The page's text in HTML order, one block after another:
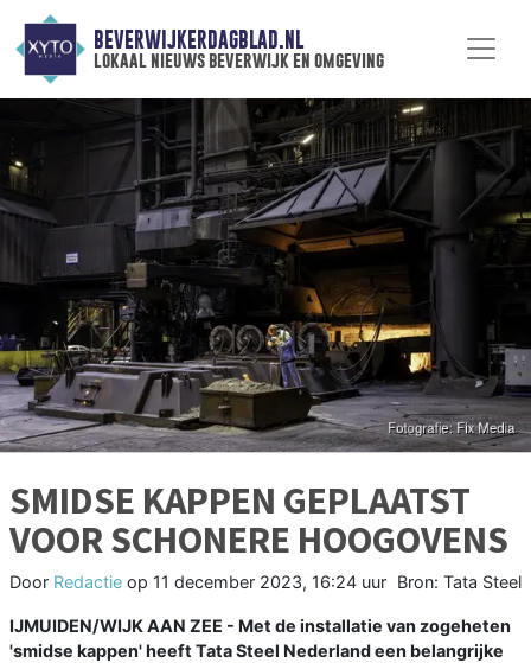
BEVERWIJKERDAGBLAD.NL
lokaal nieuws beverwijk en omgeving
SMIDSE KAPPEN GEPLAATST
VOOR SCHONERE HOOGOVENS
Door Redactie op 11 december 2023, 16:24 uur Bron: Tata Steel
IJMUIDEN/WIJK AAN ZEE - Met de installatie van zogeheten
'smidse kappen' heeft Tata Steel Nederland een belangrijke